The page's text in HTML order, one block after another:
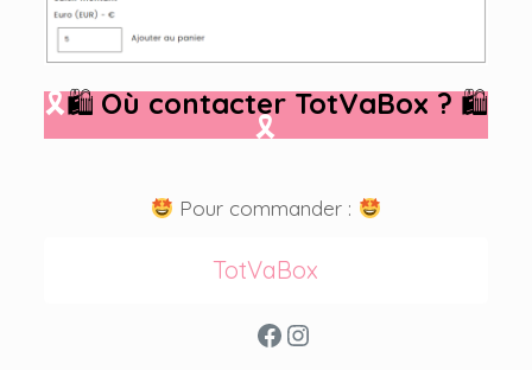
🎗🛍 Où contacter TotVaBox ?🛍
🎗
Pour commander :
TotVaBox
Facebook Instagram